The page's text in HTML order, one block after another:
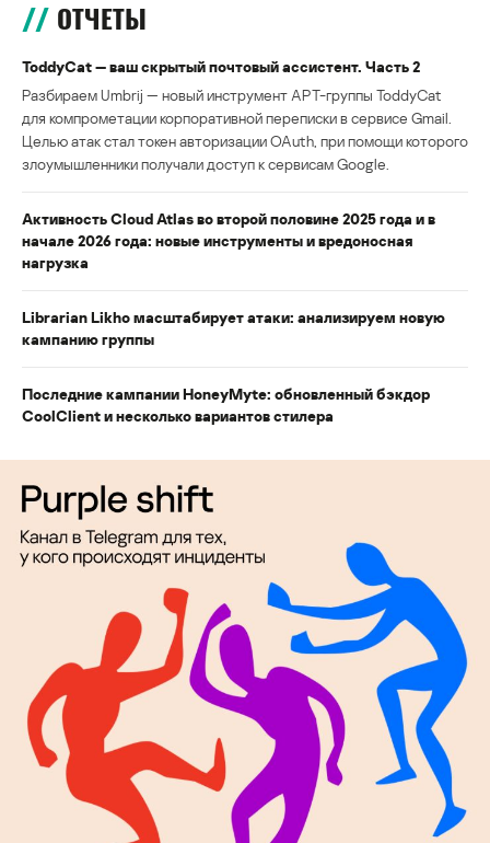
ОТЧЕТЫ
ToddyCat — ваш скрытый почтовый ассистент. Часть 2
Разбираем Umbrij — новый инструмент APT-группы ToddyCat
для компрометации корпоративной переписки в сервисе Gmail.
Целью атак стал токен авторизации OAuth, при помощи которого
злоумышленники получали доступ к сервисам Google.
Активность Cloud Atlas во второй половине 2025 года и в
начале 2026 года: новые инструменты и вредоносная
нагрузка
Librarian Likho масштабирует атаки: анализируем новую
кампанию группы
Последние кампании HoneyMyte: обновленный бэкдор
CoolClient и несколько вариантов стилера